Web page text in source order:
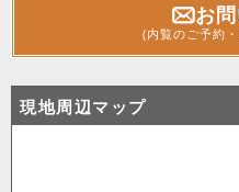
お
(内覧のご予約
現地周辺マップ